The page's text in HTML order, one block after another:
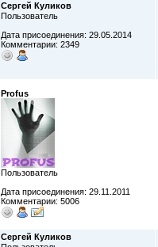
Сергей Куликов
Пользователь
Дата присоединения: 29.05.2014
Комментарии: 2349
Profus
Пользователь
Дата присоединения: 29.11.2011
Комментарии: 5006
Сергей Куликов